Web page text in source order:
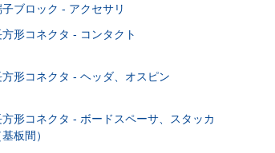
子ブロック - アクセサリ
方形コネクタ - コンタクト
方形コネクタ - ヘッダ、オスピン
方形コネクタ - ボードスペーサ、スタッカ
基板間）